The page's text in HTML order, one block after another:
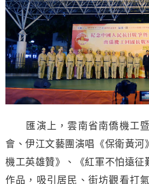
匯演上，雲南省南僑機工暨
會、伊江文藝團演唱《保衛黃
機工英雄贊》、《紅軍不怕遠
作品，吸引居民、街坊觀看打